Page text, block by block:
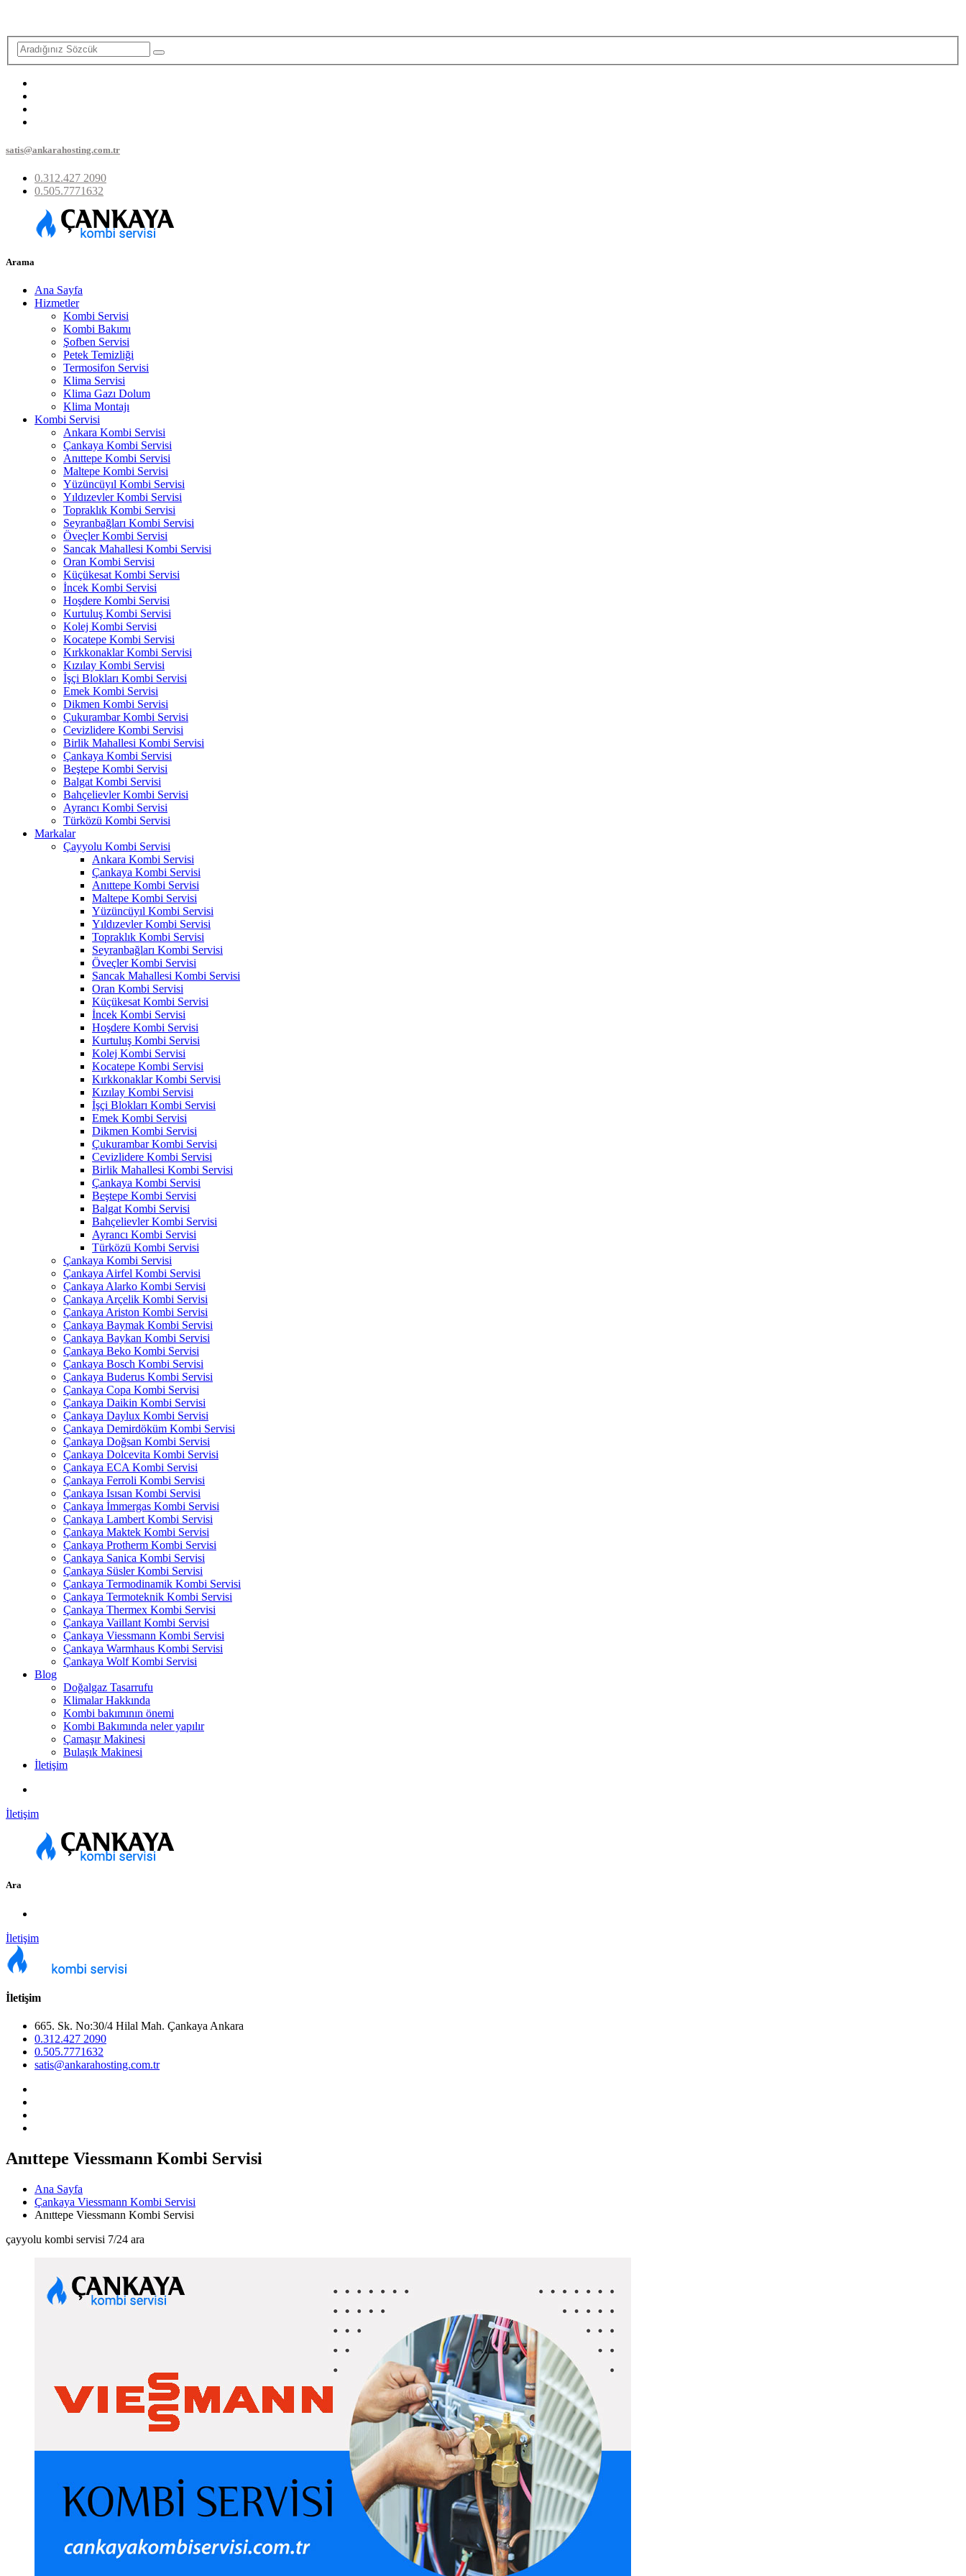
satis@ankarahosting.com.tr
0.312.427 2090
0.505.7771632
Arama
Ana Sayfa
Hizmetler
Kombi Servisi
Kombi Bakımı
Şofben Servisi
Petek Temizliği
Termosifon Servisi
Klima Servisi
Klima Gazı Dolum
Klima Montajı
Kombi Servisi
Ankara Kombi Servisi
Çankaya Kombi Servisi
Anıttepe Kombi Servisi
Maltepe Kombi Servisi
Yüzüncüyıl Kombi Servisi
Yıldızevler Kombi Servisi
Topraklık Kombi Servisi
Seyranbağları Kombi Servisi
Öveçler Kombi Servisi
Sancak Mahallesi Kombi Servisi
Oran Kombi Servisi
Küçükesat Kombi Servisi
İncek Kombi Servisi
Hoşdere Kombi Servisi
Kurtuluş Kombi Servisi
Kolej Kombi Servisi
Kocatepe Kombi Servisi
Kırkkonaklar Kombi Servisi
Kızılay Kombi Servisi
İşçi Blokları Kombi Servisi
Emek Kombi Servisi
Dikmen Kombi Servisi
Çukurambar Kombi Servisi
Cevizlidere Kombi Servisi
Birlik Mahallesi Kombi Servisi
Çankaya Kombi Servisi
Beştepe Kombi Servisi
Balgat Kombi Servisi
Bahçelievler Kombi Servisi
Ayrancı Kombi Servisi
Türközü Kombi Servisi
Markalar
Çayyolu Kombi Servisi
Ankara Kombi Servisi
Çankaya Kombi Servisi
Anıttepe Kombi Servisi
Maltepe Kombi Servisi
Yüzüncüyıl Kombi Servisi
Yıldızevler Kombi Servisi
Topraklık Kombi Servisi
Seyranbağları Kombi Servisi
Öveçler Kombi Servisi
Sancak Mahallesi Kombi Servisi
Oran Kombi Servisi
Küçükesat Kombi Servisi
İncek Kombi Servisi
Hoşdere Kombi Servisi
Kurtuluş Kombi Servisi
Kolej Kombi Servisi
Kocatepe Kombi Servisi
Kırkkonaklar Kombi Servisi
Kızılay Kombi Servisi
İşçi Blokları Kombi Servisi
Emek Kombi Servisi
Dikmen Kombi Servisi
Çukurambar Kombi Servisi
Cevizlidere Kombi Servisi
Birlik Mahallesi Kombi Servisi
Çankaya Kombi Servisi
Beştepe Kombi Servisi
Balgat Kombi Servisi
Bahçelievler Kombi Servisi
Ayrancı Kombi Servisi
Türközü Kombi Servisi
Çankaya Kombi Servisi
Çankaya Airfel Kombi Servisi
Çankaya Alarko Kombi Servisi
Çankaya Arçelik Kombi Servisi
Çankaya Ariston Kombi Servisi
Çankaya Baymak Kombi Servisi
Çankaya Baykan Kombi Servisi
Çankaya Beko Kombi Servisi
Çankaya Bosch Kombi Servisi
Çankaya Buderus Kombi Servisi
Çankaya Copa Kombi Servisi
Çankaya Daikin Kombi Servisi
Çankaya Daylux Kombi Servisi
Çankaya Demirdöküm Kombi Servisi
Çankaya Doğsan Kombi Servisi
Çankaya Dolcevita Kombi Servisi
Çankaya ECA Kombi Servisi
Çankaya Ferroli Kombi Servisi
Çankaya Isısan Kombi Servisi
Çankaya İmmergas Kombi Servisi
Çankaya Lambert Kombi Servisi
Çankaya Maktek Kombi Servisi
Çankaya Protherm Kombi Servisi
Çankaya Sanica Kombi Servisi
Çankaya Süsler Kombi Servisi
Çankaya Termodinamik Kombi Servisi
Çankaya Termoteknik Kombi Servisi
Çankaya Thermex Kombi Servisi
Çankaya Vaillant Kombi Servisi
Çankaya Viessmann Kombi Servisi
Çankaya Warmhaus Kombi Servisi
Çankaya Wolf Kombi Servisi
Blog
Doğalgaz Tasarrufu
Klimalar Hakkında
Kombi bakımının önemi
Kombi Bakımında neler yapılır
Çamaşır Makinesi
Bulaşık Makinesi
İletişim
İletişim
Ara
İletişim
İletişim
665. Sk. No:30/4 Hilal Mah. Çankaya Ankara
0.312.427 2090
0.505.7771632
satis@ankarahosting.com.tr
Anıttepe Viessmann Kombi Servisi
Ana Sayfa
Çankaya Viessmann Kombi Servisi
Anıttepe Viessmann Kombi Servisi
çayyolu kombi servisi 7/24 ara